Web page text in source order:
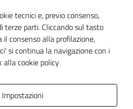
sito
tecnici e, previo consenso,
terze parti. Cliccando sul tasto
consenso alla profilazione,
si continua la navigazione con i
alla cookie policy
Impostazioni